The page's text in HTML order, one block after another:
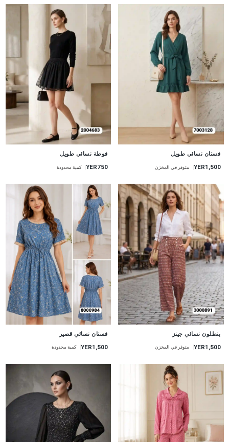
جديد
فستان نسائي طويل
YER1,500 متوفر في المخزن
جديد
فوطة نسائي طويل
YER750 كمية محدودة
بنطلون نسائي جينز
YER1,500 متوفر في المخزن
فستان نسائي قصير
YER1,500 كمية محدودة